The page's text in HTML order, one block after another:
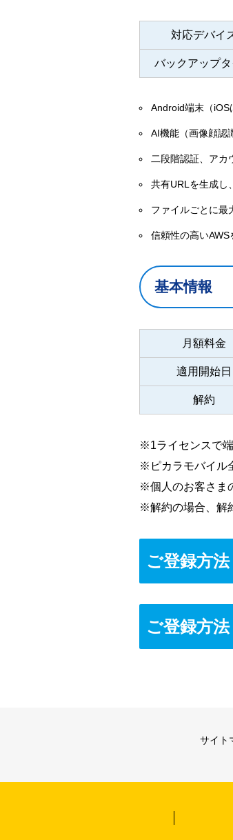
対応デバイ
バックアップ
Android端末（iOS
AI機能（画像顔認
二段階認証、アカ
共有URLを生成し
ファイルごとに最
信頼性の高いAWS
基本情報
月額料金
適用開始日
解約
※1ライセンスで
※ピカラモバイル
※個人のお客さま
※解約の場合、解
ご登録方法
ご登録方
サイト